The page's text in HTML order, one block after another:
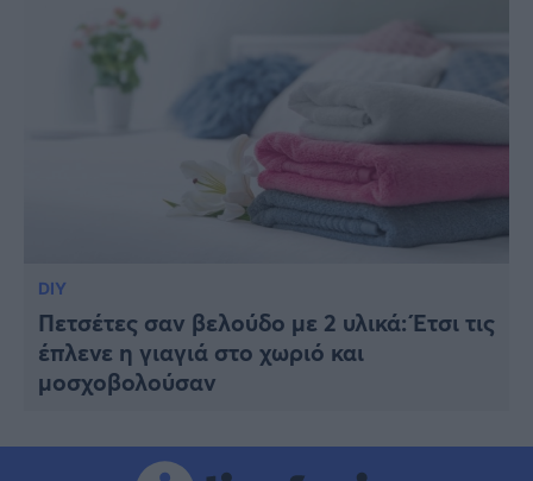
DIY
Πετσέτες σαν βελούδο με 2 υλικά: Έτσι τις
έπλενε η γιαγιά στο χωριό και
μοσχοβολούσαν